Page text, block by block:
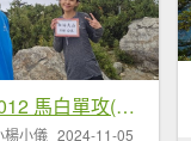
20241012 馬白單攻(馬崙山、白姑大山)
楊小儀 2024-11-05